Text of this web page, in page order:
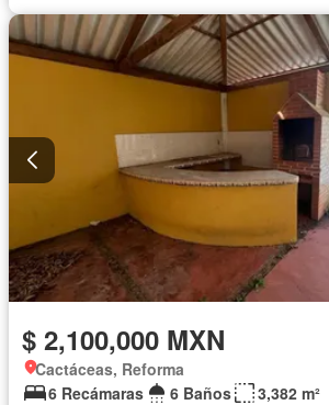
$ 2,100,000 MXN
Cactáceas, Reforma
6 Recámaras
6 Baños 3,382 m²